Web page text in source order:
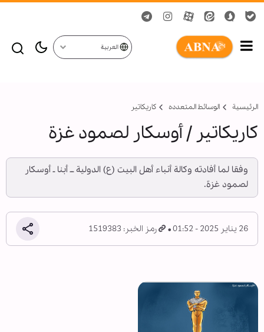
العربية
الرئيسية الوسائط المتعدده کاریکاتیر
کاریکاتیر / أوسكار لصمود غزة
وفقا لما أفادته وكالة أنباء أهل البيت (ع) الدولية ــ أبنا ـ أوسكار
لصمود غزة.
26 يناير 2025 - 01:52 رمز الخبر: 1519383